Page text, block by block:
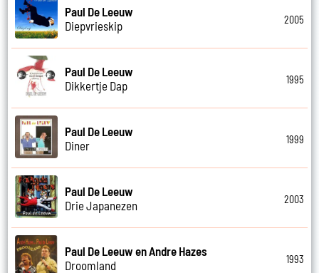
Paul De Leeuw
Diepvrieskip
2005
Paul De Leeuw
Dikkertje Dap
1995
Paul De Leeuw
Diner
1999
Paul De Leeuw
Drie Japanezen
2003
Paul De Leeuw en Andre Hazes
Droomland
1993